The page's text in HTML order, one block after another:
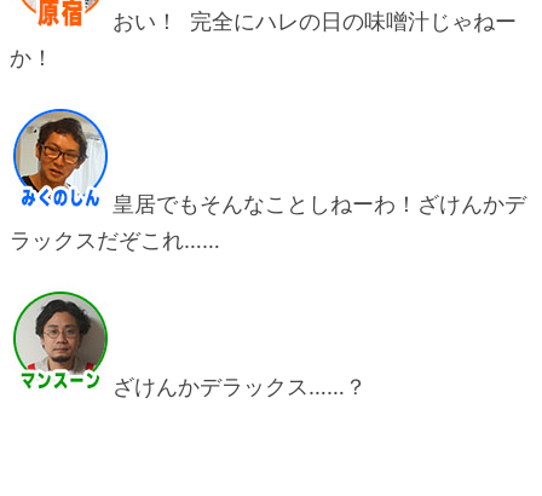
おい！ 完全にハレの日の味噌汁じゃねー
か！
皇居でもそんなことしねーわ！ざけんかデ
ラックスだぞこれ……
ざけんかデラックス……？